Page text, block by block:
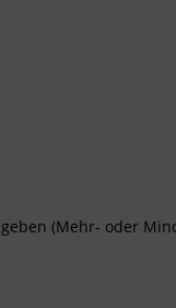
(Mehr- oder